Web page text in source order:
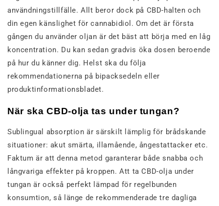
användningstillfälle. Allt beror dock på CBD-halten och
din egen känslighet för cannabidiol. Om det är första
gången du använder oljan är det bäst att börja med en låg
koncentration. Du kan sedan gradvis öka dosen beroende
på hur du känner dig. Helst ska du följa
rekommendationerna på bipacksedeln eller
produktinformationsbladet.
När ska CBD-olja tas under tungan?
Sublingual absorption är särskilt lämplig för brådskande
situationer: akut smärta, illamående, ångestattacker etc.
Faktum är att denna metod garanterar både snabba och
långvariga effekter på kroppen. Att ta CBD-olja under
tungan är också perfekt lämpad för regelbunden
konsumtion, så länge de rekommenderade tre dagliga